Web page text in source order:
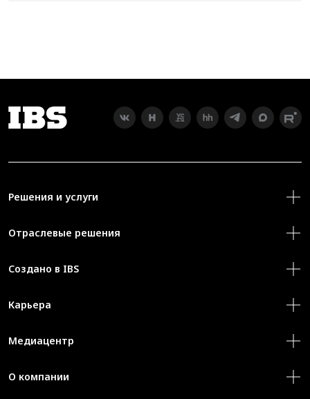
Решения и услуги
Отраслевые решения
Создано в IBS
Карьера
Медиацентр
О компании